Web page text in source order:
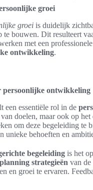
groei
groei is duidelijk
bouwen. Dit resulteert
met een
ontwikkeling.
persoonlijke ontwikkeling
een essentiële rol in de
doelen, maar ook op
om deze begeleiding te
unieke behoeften en
begeleiding is het
strategieën van
en groei te ervaren.